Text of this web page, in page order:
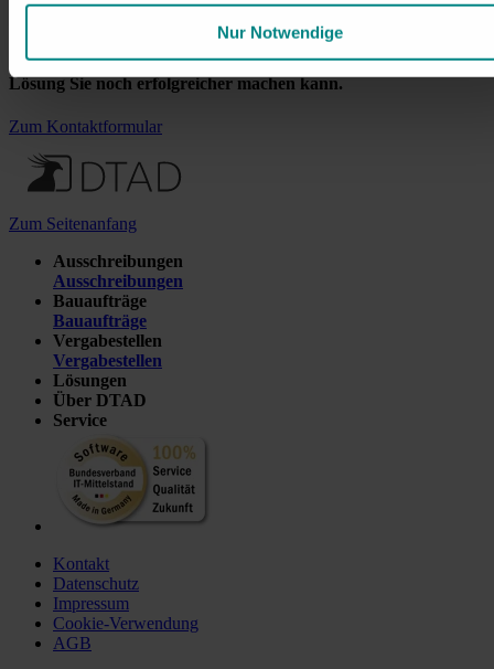
Nur Notwendige
Unsere Experten beraten Sie gerneErfahren Sie wie unsere
Lösung Sie noch erfolgreicher machen kann.
Zum Kontaktformular
Zum Seitenanfang
Ausschreibungen
Ausschreibungen
Bauaufträge
Bauaufträge
Vergabestellen
Vergabestellen
Lösungen
Über DTAD
Service
Kontakt
Datenschutz
Impressum
Cookie-Verwendung
AGB